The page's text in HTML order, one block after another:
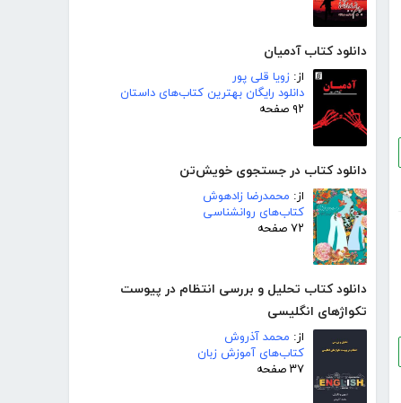
دانلود کتاب آدمیان
از: زویا قلی پور
دانلود رایگان بهترین کتاب‌های داستان
۹۲ صفحه
دانلود کتاب در جستجوی خویش‌تن
از: محمدرضا زادهوش
کتاب‌های روانشناسی
۷۲ صفحه
دانلود کتاب تحلیل و بررسی انتظام در پیوست
تکواژهای انگلیسی
از: محمد آذروش
کتاب‌های آموزش زبان
۳۷ صفحه